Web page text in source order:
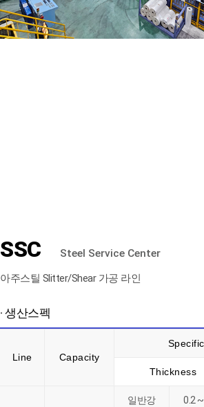
SSC Steel Service Center
아주스틸 Slitter/Shear 가공 라인
· 생산스펙
Line Capacity
Thickness
일반강 0.2